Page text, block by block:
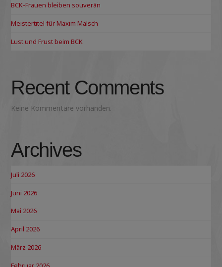
BCK-Frauen bleiben souverän
Meistertitel für Maxim Malsch
Lust und Frust beim BCK
Recent Comments
Keine Kommentare vorhanden.
Archives
Juli 2026
Juni 2026
Mai 2026
April 2026
März 2026